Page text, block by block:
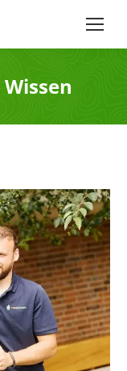
Wissen